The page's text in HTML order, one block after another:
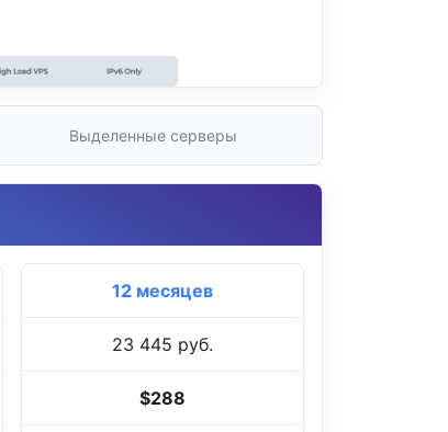
Выделенные серверы
12 месяцев
23 445 руб.
$288